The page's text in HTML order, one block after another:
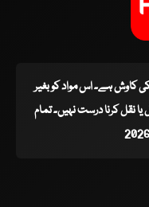
کی کاوش ہے۔ اس مواد کو بغیر
نقل کرنا درست نہیں۔ تمام